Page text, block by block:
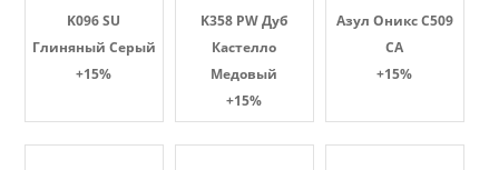
K096 SU
Глиняный Серый
+15%
K358 PW Дуб
Кастелло
Медовый
+15%
Азул Оникс С509
СА
+15%